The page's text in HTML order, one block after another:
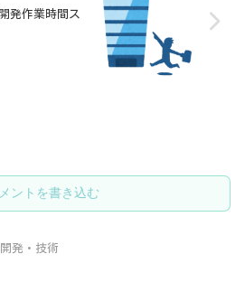
発作業時間ス
ントを書き込む
発・技術